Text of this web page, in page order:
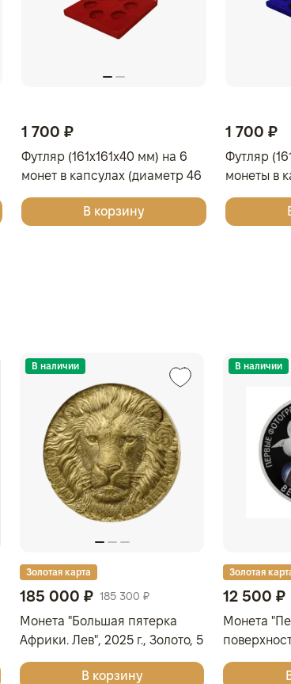
1 700 ₽
Футляр (161x161x40 мм) на 6
монет в капсулах (диаметр 46
мм), тёмно-синий
В корзину
1 700 ₽
Футляр
монеты в
46 мм),
В наличии
Золотая карта
185 000 ₽ 185 300 ₽
Монета "Большая пятерка
Африки. Лев", 2025 г., Золото, 5
гр., проба 9999, КОТ Д'ИВУАР
В корзину
В наличии
Золотая
12 500 ₽
Монета
2025 г.,
925,